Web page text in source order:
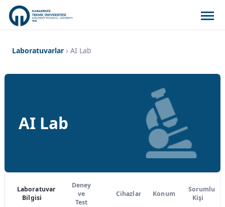
Laboratuvarlar AI Lab
AI Lab
Laboratuvar
Bilgisi
Deney
ve
Test
Cihazlar Konum
Sorumlu
Kişi